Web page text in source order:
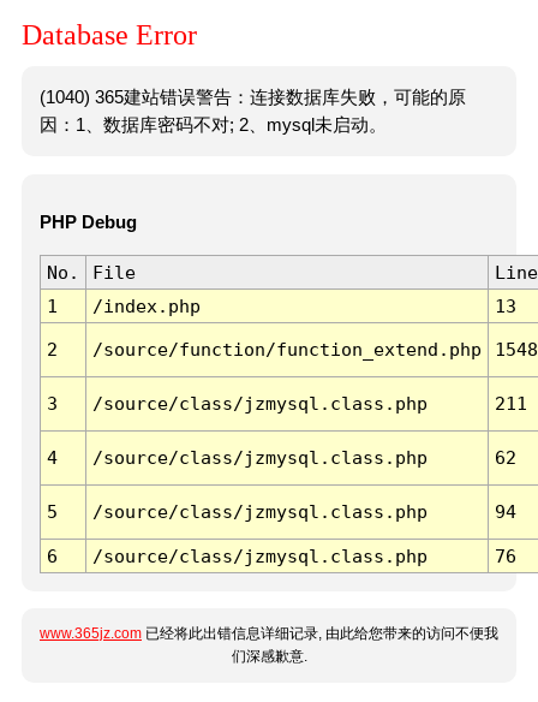
Database Error
(1040) 365建站错误警告：连接数据库失败，可能的原
因：1、数据库密码不对; 2、mysql未启动。
PHP Debug
No. File
Line
1
/index.php 13
2 /source/function/function_extend.php 1548
3 /source/class/jzmysql.class.php 211
4 /source/class/jzmysql.class.php 62
5 /source/class/jzmysql.class.php 94
6 /source/class/jzmysql.class.php 76
www.365jz.com 已经将此出错信息详细记录, 由此给您带来的访问不便我
们深感歉意.